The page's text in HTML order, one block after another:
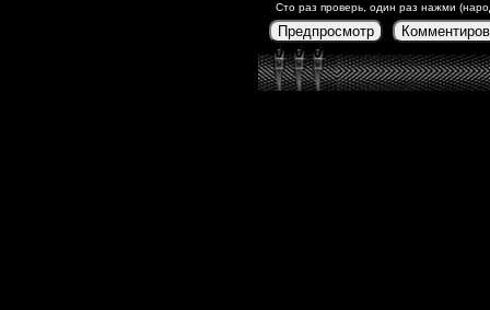
Сто раз проверь, один раз нажми
Предпросмотр